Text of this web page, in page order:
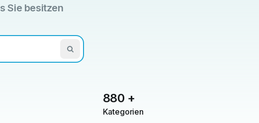
Sie besitzen
880 +
Kategorien